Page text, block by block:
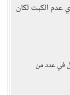
عدم الكبت لكان
في عدد من